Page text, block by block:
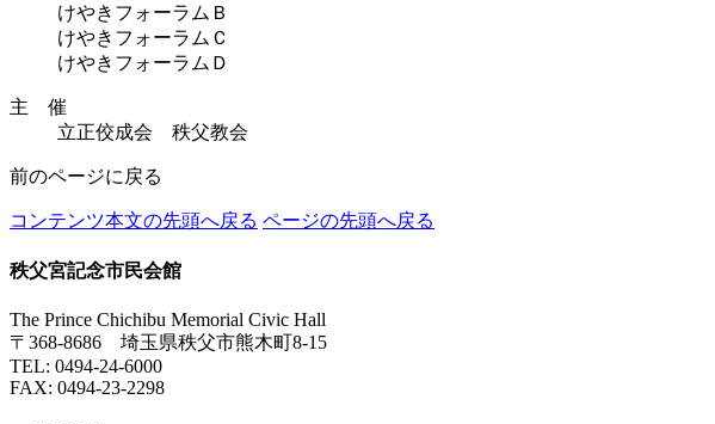
けやきフォーラムＢ
けやきフォーラムＣ
けやきフォーラムＤ
主 催
立正佼成会 秩父教会
前のページに戻る
コンテンツ本文の先頭へ戻る ページの先頭へ戻る
秩父宮記念市民会館
The Prince Chichibu Memorial Civic Hall
〒368-8686 埼玉県秩父市熊木町8-15
TEL: 0494-24-6000
FAX: 0494-23-2298